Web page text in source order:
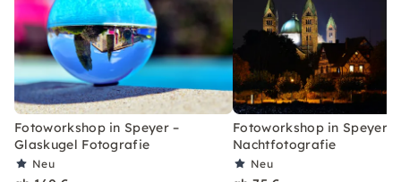
Fotoworkshop in Speyer –
Glaskugel Fotografie
Neu
Fotoworkshop in Speyer –
Nachtfotografie
Neu